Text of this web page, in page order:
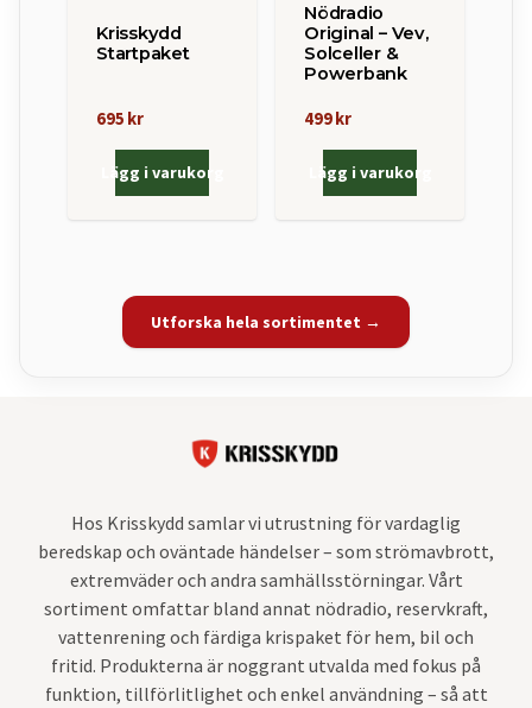
Krisskydd
Startpaket
695 kr
Lägg i varukorg
Nödradio
Original – Vev,
Solceller &
Powerbank
499 kr
Lägg i varukorg
Utforska hela sortimentet →
Hos Krisskydd samlar vi utrustning för vardaglig
beredskap och oväntade händelser – som strömavbrott,
extremväder och andra samhällsstörningar. Vårt
sortiment omfattar bland annat nödradio, reservkraft,
vattenrening och färdiga krispaket för hem, bil och
fritid. Produkterna är noggrant utvalda med fokus på
funktion, tillförlitlighet och enkel användning – så att